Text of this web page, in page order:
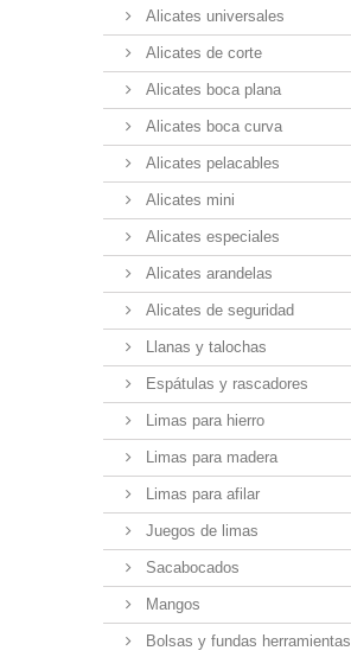
Alicates universales
Alicates de corte
Alicates boca plana
Alicates boca curva
Alicates pelacables
Alicates mini
Alicates especiales
Alicates arandelas
Alicates de seguridad
Llanas y talochas
Espátulas y rascadores
Limas para hierro
Limas para madera
Limas para afilar
Juegos de limas
Sacabocados
Mangos
Bolsas y fundas herramientas